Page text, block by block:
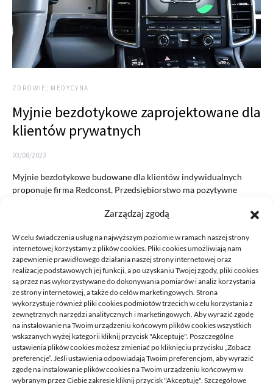
Zarządzaj zgodą
W celu świadczenia usług na najwyższym poziomie w ramach naszej strony
internetowej korzystamy z plików cookies. Pliki cookies umożliwiają nam
zapewnienie prawidłowego działania naszej strony internetowej oraz
realizację podstawowych jej funkcji, a po uzyskaniu Twojej zgody, pliki cookies
są przez nas wykorzystywane do dokonywania pomiarów i analiz korzystania
ze strony internetowej, a także do celów marketingowych. Strona
wykorzystuje również pliki cookies podmiotów trzecich w celu korzystania z
zewnętrznych narzędzi analitycznych i marketingowych. Aby wyrazić zgodę
na instalowanie na Twoim urządzeniu końcowym plików cookies wszystkich
wskazanych wyżej kategorii kliknij przycisk "Akceptuję". Poszczególne
ustawienia plików cookies możesz zmieniać po kliknięciu przycisku „Zobacz
preferencje”. Jeśli ustawienia odpowiadają Twoim preferencjom, aby wyrazić
zgodę na instalowanie plików cookies na Twoim urządzeniu końcowym w
wybranym przez Ciebie zakresie kliknij przycisk "Akceptuję". Szczegółowe
ZDROWIE, MEDYCYNA
Myjnie bezdotykowe zaprojektowane dla
klientów prywatnych
03/08/2023
Myjnie bezdotykowe budowane dla klientów indywidualnych
proponuje firma Redconst. Przedsiębiorstwo ma pozytywne
READ MORE
DECA /
Deca
to miejsce stworzone dla ludzi takich jak ty, miejsce, gdzie